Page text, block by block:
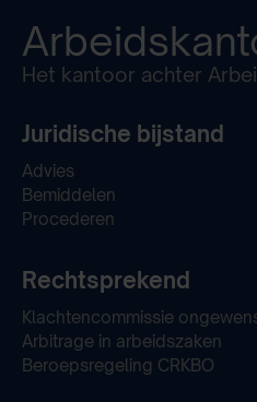
Het kantoor achter
Juridische bijstand
Advies
Bemiddelen
Procederen
Rechtsprekend
Klachtencommissie
Arbitrage in arbeidszaken
Beroepsregeling CRKBO